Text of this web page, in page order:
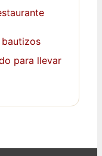
bautizos
para llevar